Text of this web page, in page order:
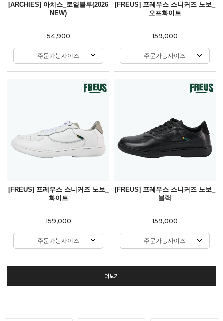
[ARCHIES] 아치스_로얄블루(2026
NEW)
54,900
주문가능사이즈
[FREUS] 프레우스 스니커즈 노보_
오프화이트
159,000
주문가능사이즈
[FREUS] 프레우스 스니커즈 노보_
화이트
159,000
주문가능사이즈
[FREUS] 프레우스 스니커즈 노보_
블랙
159,000
주문가능사이즈
더보기